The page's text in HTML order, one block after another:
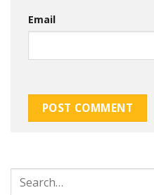
Email